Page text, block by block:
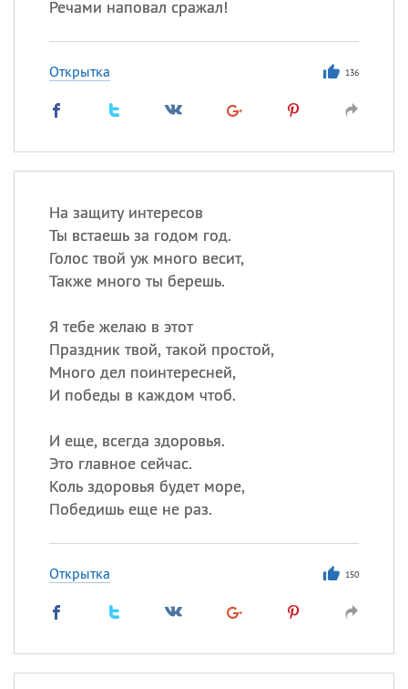
Речами наповал сражал!
Открытка 136
На защиту интересов
Ты встаешь за годом год.
Голос твой уж много весит,
Также много ты берешь.
Я тебе желаю в этот
Праздник твой, такой простой,
Много дел поинтересней,
И победы в каждом чтоб.
И еще, всегда здоровья.
Это главное сейчас.
Коль здоровья будет море,
Победишь еще не раз.
Открытка 150